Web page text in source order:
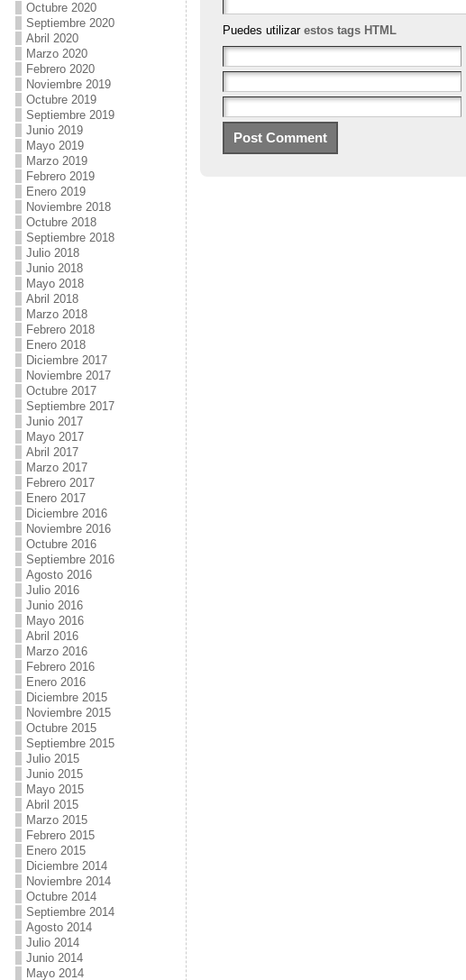
Octubre 2020
Septiembre 2020
Abril 2020
Marzo 2020
Febrero 2020
Noviembre 2019
Octubre 2019
Septiembre 2019
Junio 2019
Mayo 2019
Marzo 2019
Febrero 2019
Enero 2019
Noviembre 2018
Octubre 2018
Septiembre 2018
Julio 2018
Junio 2018
Mayo 2018
Abril 2018
Marzo 2018
Febrero 2018
Enero 2018
Diciembre 2017
Noviembre 2017
Octubre 2017
Septiembre 2017
Junio 2017
Mayo 2017
Abril 2017
Marzo 2017
Febrero 2017
Enero 2017
Diciembre 2016
Noviembre 2016
Octubre 2016
Septiembre 2016
Agosto 2016
Julio 2016
Junio 2016
Mayo 2016
Abril 2016
Marzo 2016
Febrero 2016
Enero 2016
Diciembre 2015
Noviembre 2015
Octubre 2015
Septiembre 2015
Julio 2015
Junio 2015
Mayo 2015
Abril 2015
Marzo 2015
Febrero 2015
Enero 2015
Diciembre 2014
Noviembre 2014
Octubre 2014
Septiembre 2014
Agosto 2014
Julio 2014
Junio 2014
Mayo 2014
Puedes utilizar estos tags HTML